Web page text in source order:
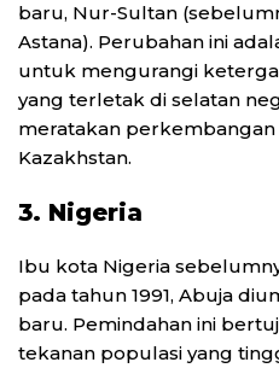
baru, Nur-Sultan
Astana). Perubahan ini
untuk mengurangi
yang terletak di selatan
meratakan
Kazakhstan.
3. Nigeria
Ibu kota Nigeria
pada tahun 1991, Abuja
baru. Pemindahan ini
tekanan populasi yang